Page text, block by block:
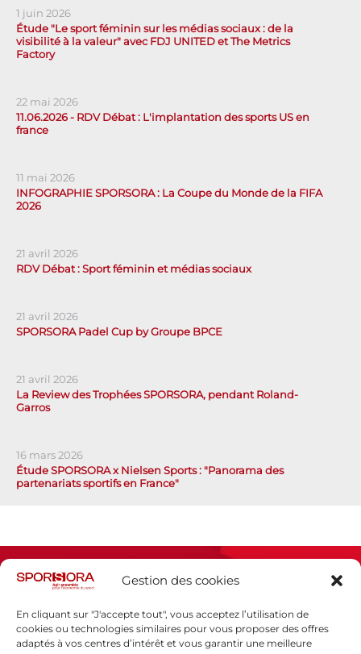
Gestion des cookies
En cliquant sur "J'accepte tout", vous acceptez l’utilisation de
cookies ou technologies similaires pour vous proposer des offres
adaptés à vos centres d’intérêt et vous garantir une meilleure
1 juin 2026
Étude "Le sport féminin sur les médias sociaux : de la
visibilité à la valeur" avec FDJ UNITED et The Metrics
Factory
22 mai 2026
11.06.2026 - RDV Débat : L'implantation des sports US en
france
11 mai 2026
INFOGRAPHIE SPORSORA : La Coupe du Monde de la FIFA
2026
21 avril 2026
RDV Débat : Sport féminin et médias sociaux
21 avril 2026
SPORSORA Padel Cup by Groupe BPCE
21 avril 2026
La Review des Trophées SPORSORA, pendant Roland-
Garros
16 mars 2026
Étude SPORSORA x Nielsen Sports : "Panorama des
partenariats sportifs en France"
Espace presse